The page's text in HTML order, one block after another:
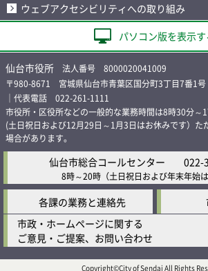
ウェブアクセシビリティへの取り組み
パソコン版を表示す
仙台市役所 法人番号 8000020041009
〒980-8671 宮城県仙台市青葉区国分町3丁目7番1号
｜代表電話 022-261-1111
市役所・区役所などの一般的な業務時間は8時30分～
(土日祝日および12月29日～1月3日はお休みです）た
場合があります。
仙台市総合コールセンター 022-
8時～20時 （土日祝日および年末年始
各課の業務と連絡先
市政・ホームページに関する
ご意見・ご提案、お問い合わせ
Copyright©City of Sendai All Rights